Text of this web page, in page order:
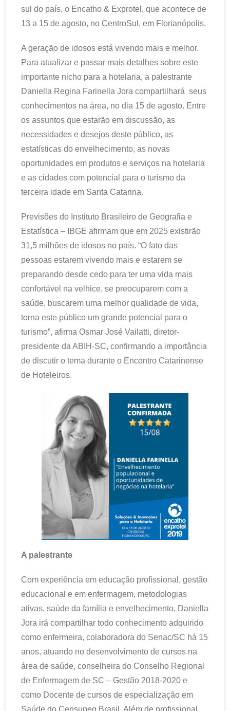
sul do país, o Encatho & Exprotel, que acontece de
13 a 15 de agosto, no CentroSul, em Florianópolis.
A geração de idosos está vivendo mais e melhor.
Para atualizar e passar mais detalhes sobre este
importante nicho para a hotelaria, a palestrante
Daniella Regina Farinella Jora compartilhará seus
conhecimentos na área, no dia 15 de agosto. Entre
os assuntos que estarão em discussão, as
necessidades e desejos deste público, as
estatísticas do envelhecimento, as novas
oportunidades em produtos e serviços na hotelaria
e as cidades com potencial para o turismo da
terceira idade em Santa Catarina.
Previsões do Instituto Brasileiro de Geografia e
Estatística – IBGE afirmam que em 2025 existirão
31,5 milhões de idosos no país. “O fato das
pessoas estarem vivendo mais e estarem se
preparando desde cedo para ter uma vida mais
confortável na velhice, se preocuparem com a
saúde, buscarem uma melhor qualidade de vida,
torna este público um grande potencial para o
turismo”, afirma Osmar José Vailatti, diretor-
presidente da ABIH-SC, confirmando a importância
de discutir o tema durante o Encontro Catarinense
de Hoteleiros.
A palestrante
Com experiência em educação profissional, gestão
educacional e em enfermagem, metodologias
ativas, saúde da família e envelhecimento, Daniella
Jora irá compartilhar todo conhecimento adquirido
como enfermeira, colaboradora do Senac/SC há 15
anos, atuando no desenvolvimento de cursos na
área de saúde, conselheira do Conselho Regional
de Enfermagem de SC – Gestão 2018-2020 e
como Docente de cursos de especialização em